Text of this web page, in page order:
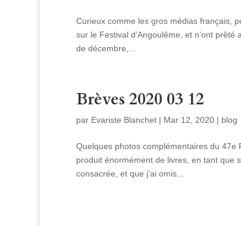
Curieux comme les gros médias français,
sur le Festival d’Angoulême, et n’ont
de décembre,...
Brèves 2020 03 12
par Evariste Blanchet| Mar 12, 2020| blog
Quelques photos complémentaires du 47e
produit énormément de livres, en tant que
consacrée, et que j’ai omis...